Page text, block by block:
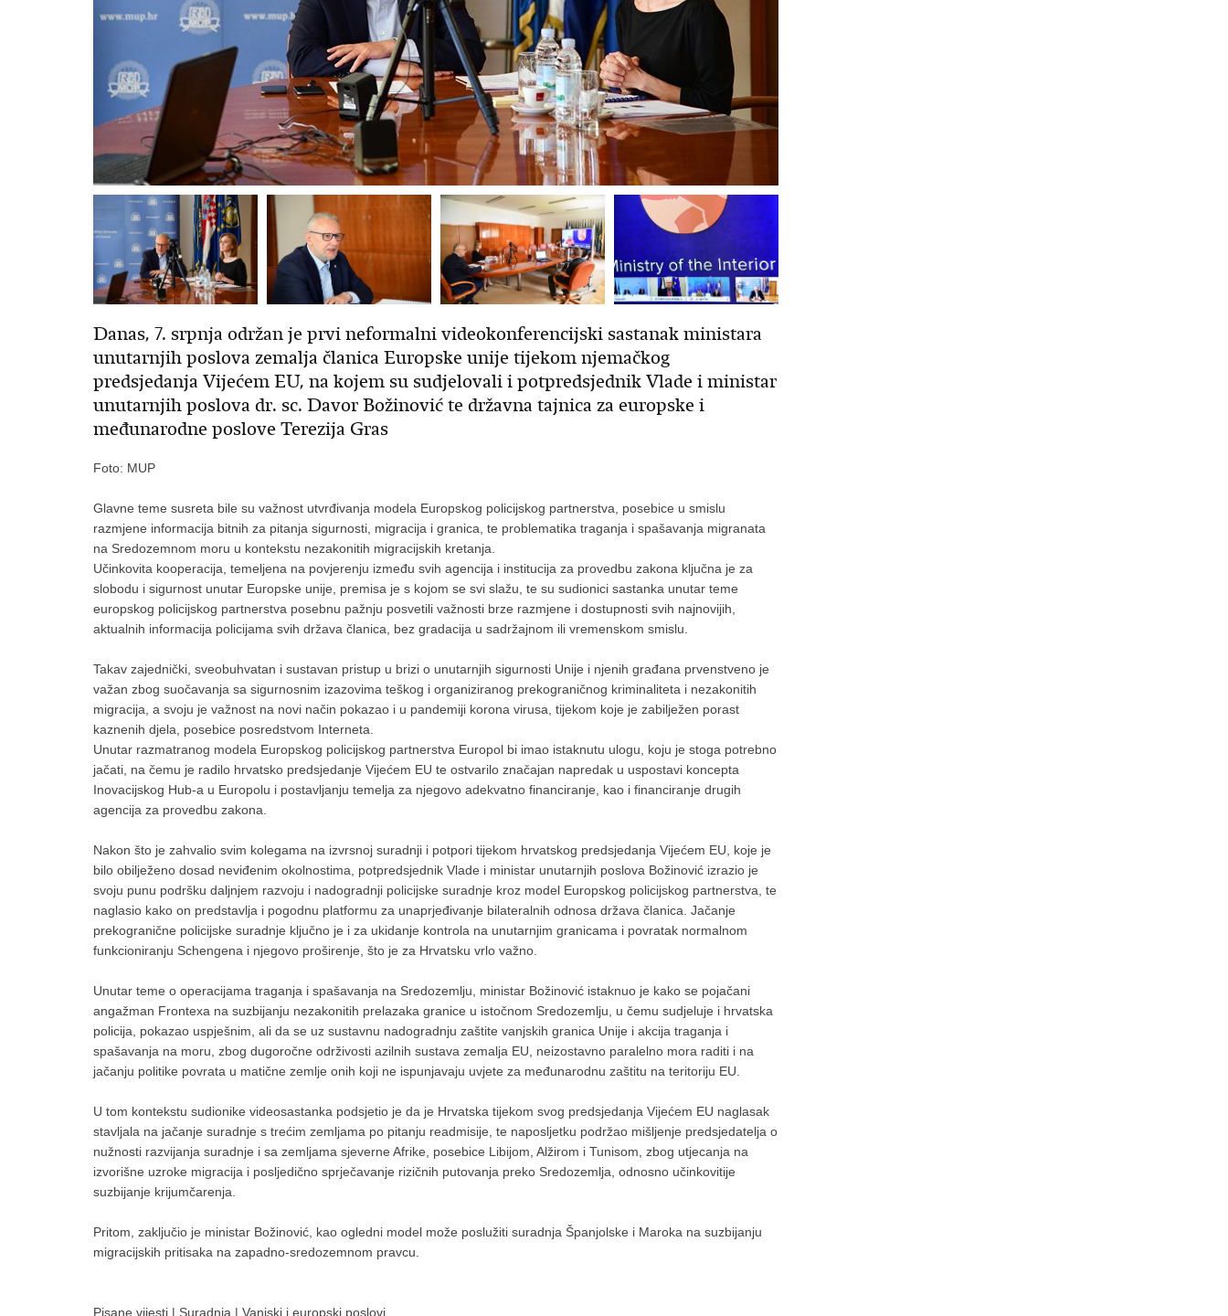
Danas, 7. srpnja održan je prvi neformalni videokonferencijski sastanak ministara
unutarnjih poslova zemalja članica Europske unije tijekom njemačkog
predsjedanja Vijećem EU, na kojem su sudjelovali i potpredsjednik Vlade i ministar
unutarnjih poslova dr. sc. Davor Božinović te državna tajnica za europske i
međunarodne poslove Terezija Gras
Foto: MUP
Glavne teme susreta bile su važnost utvrđivanja modela Europskog policijskog partnerstva, posebice u smislu
razmjene informacija bitnih za pitanja sigurnosti, migracija i granica, te problematika traganja i spašavanja migranata
na Sredozemnom moru u kontekstu nezakonitih migracijskih kretanja.
Učinkovita kooperacija, temeljena na povjerenju između svih agencija i institucija za provedbu zakona ključna je za
slobodu i sigurnost unutar Europske unije, premisa je s kojom se svi slažu, te su sudionici sastanka unutar teme
europskog policijskog partnerstva posebnu pažnju posvetili važnosti brze razmjene i dostupnosti svih najnovijih,
aktualnih informacija policijama svih država članica, bez gradacija u sadržajnom ili vremenskom smislu.
Takav zajednički, sveobuhvatan i sustavan pristup u brizi o unutarnjih sigurnosti Unije i njenih građana prvenstveno je
važan zbog suočavanja sa sigurnosnim izazovima teškog i organiziranog prekograničnog kriminaliteta i nezakonitih
migracija, a svoju je važnost na novi način pokazao i u pandemiji korona virusa, tijekom koje je zabilježen porast
kaznenih djela, posebice posredstvom Interneta.
Unutar razmatranog modela Europskog policijskog partnerstva Europol bi imao istaknutu ulogu, koju je stoga potrebno
jačati, na čemu je radilo hrvatsko predsjedanje Vijećem EU te ostvarilo značajan napredak u uspostavi koncepta
Inovacijskog Hub-a u Europolu i postavljanju temelja za njegovo adekvatno financiranje, kao i financiranje drugih
agencija za provedbu zakona.
Nakon što je zahvalio svim kolegama na izvrsnoj suradnji i potpori tijekom hrvatskog predsjedanja Vijećem EU, koje je
bilo obilježeno dosad neviđenim okolnostima, potpredsjednik Vlade i ministar unutarnjih poslova Božinović izrazio je
svoju punu podršku daljnjem razvoju i nadogradnji policijske suradnje kroz model Europskog policijskog partnerstva, te
naglasio kako on predstavlja i pogodnu platformu za unaprjeđivanje bilateralnih odnosa država članica. Jačanje
prekogranične policijske suradnje ključno je i za ukidanje kontrola na unutarnjim granicama i povratak normalnom
funkcioniranju Schengena i njegovo proširenje, što je za Hrvatsku vrlo važno.
Unutar teme o operacijama traganja i spašavanja na Sredozemlju, ministar Božinović istaknuo je kako se pojačani
angažman Frontexa na suzbijanju nezakonitih prelazaka granice u istočnom Sredozemlju, u čemu sudjeluje i hrvatska
policija, pokazao uspješnim, ali da se uz sustavnu nadogradnju zaštite vanjskih granica Unije i akcija traganja i
spašavanja na moru, zbog dugoročne održivosti azilnih sustava zemalja EU, neizostavno paralelno mora raditi i na
jačanju politike povrata u matične zemlje onih koji ne ispunjavaju uvjete za međunarodnu zaštitu na teritoriju EU.
U tom kontekstu sudionike videosastanka podsjetio je da je Hrvatska tijekom svog predsjedanja Vijećem EU naglasak
stavljala na jačanje suradnje s trećim zemljama po pitanju readmisije, te naposljetku podržao mišljenje predsjedatelja o
nužnosti razvijanja suradnje i sa zemljama sjeverne Afrike, posebice Libijom, Alžirom i Tunisom, zbog utjecanja na
izvorišne uzroke migracija i posljedično sprječavanje rizičnih putovanja preko Sredozemlja, odnosno učinkovitije
suzbijanje krijumčarenja.
Pritom, zaključio je ministar Božinović, kao ogledni model može poslužiti suradnja Španjolske i Maroka na suzbijanju
migracijskih pritisaka na zapadno-sredozemnom pravcu.
Pisane vijesti | Suradnja | Vanjski i europski poslovi